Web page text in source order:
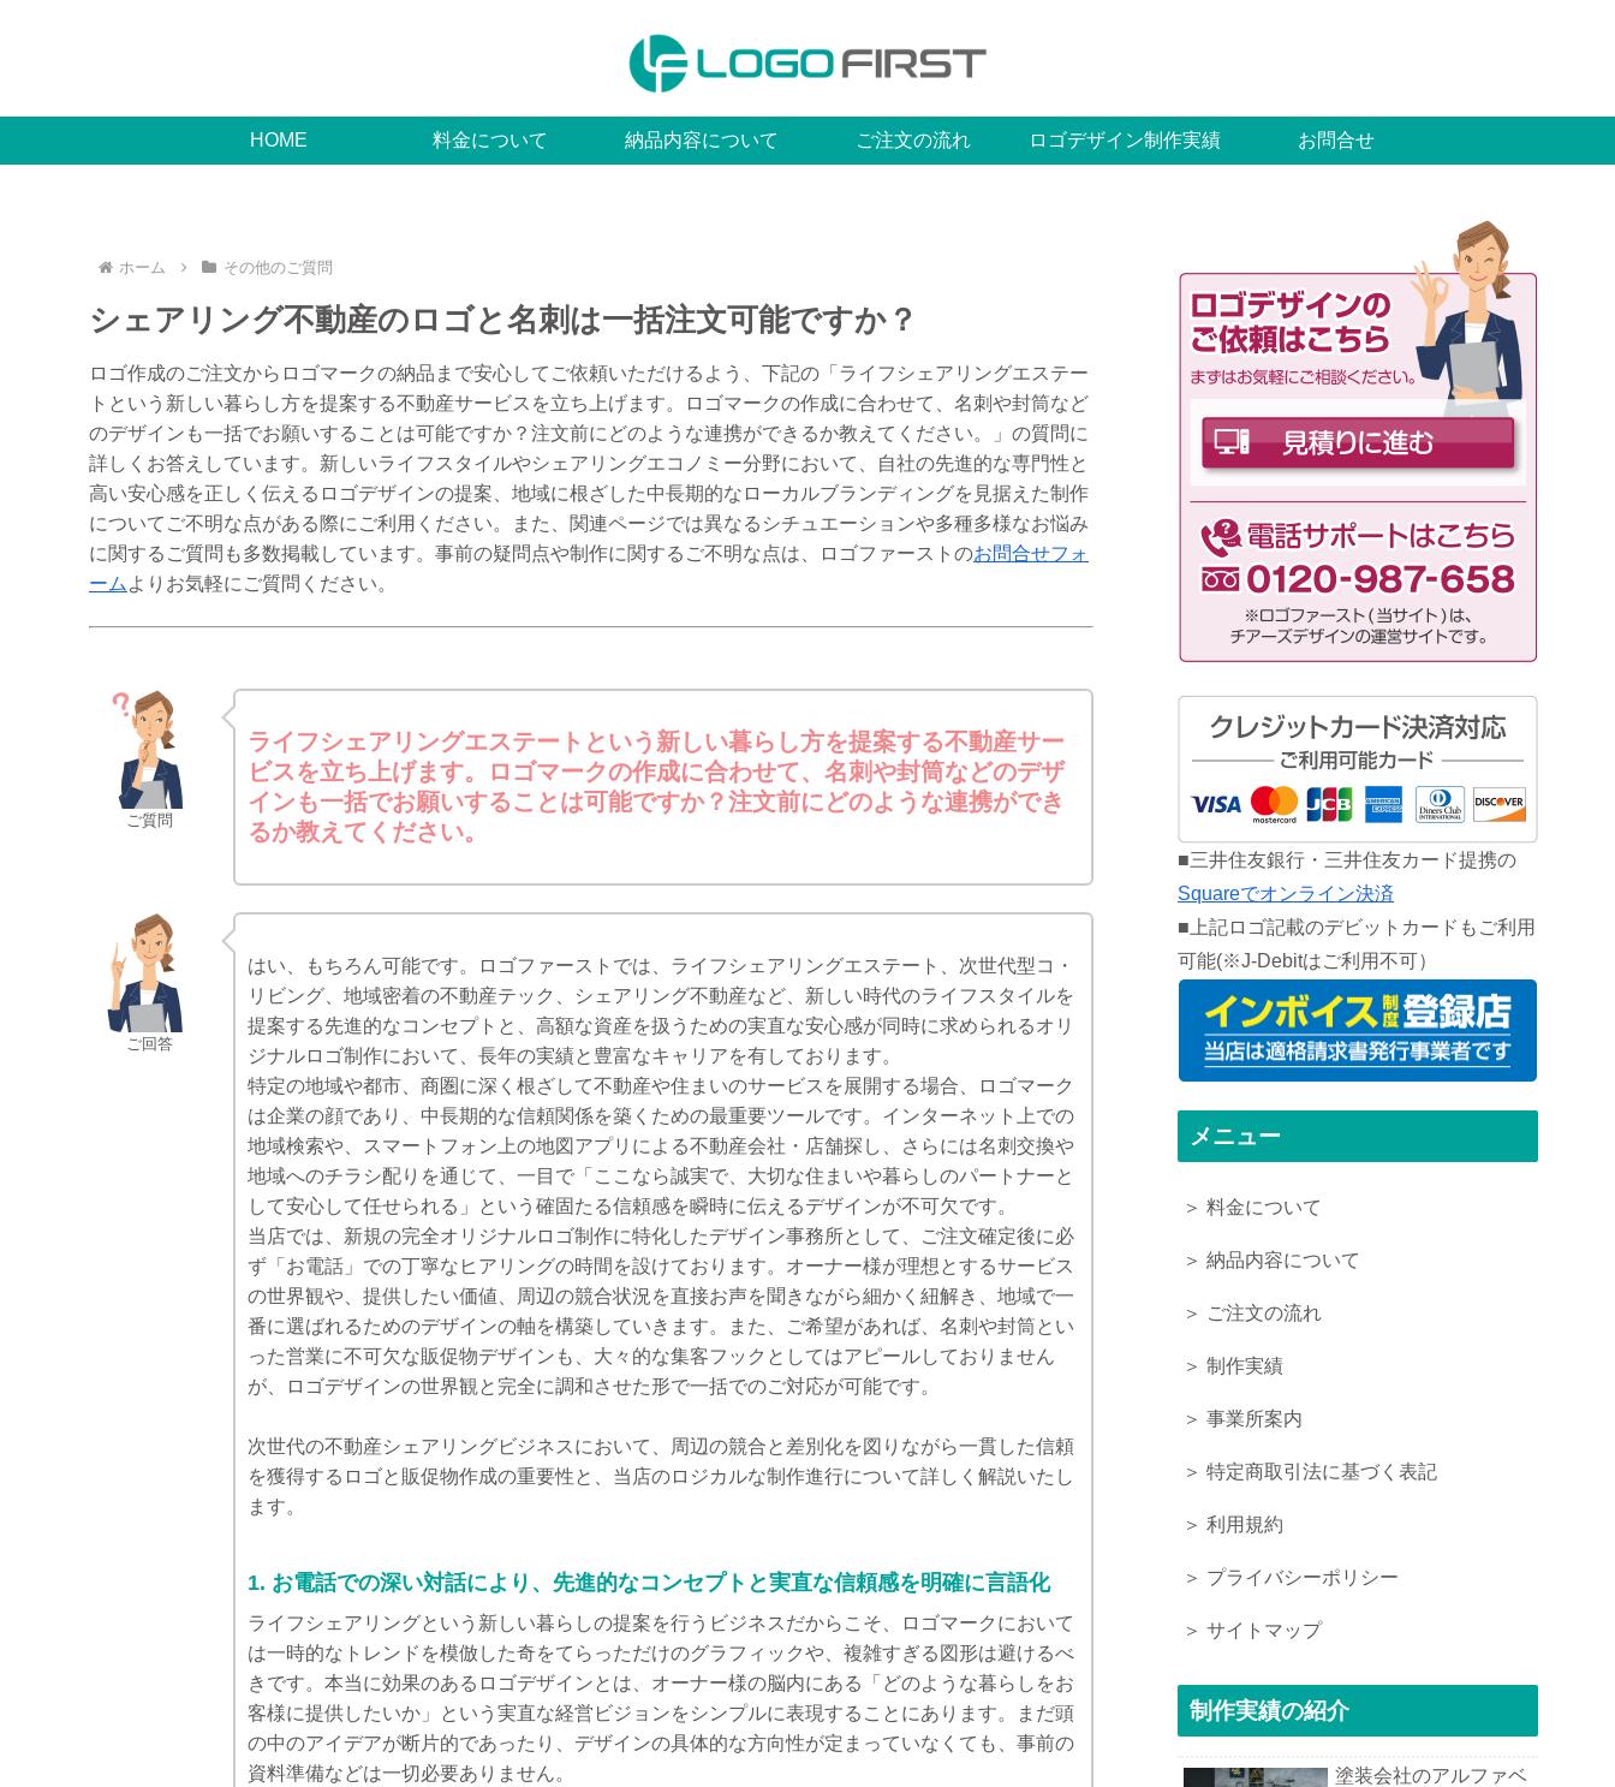
HOME 料金について 納品内容について ご注文の流れ ロゴデザイン制作実績 お問合せ
ホーム その他のご質問
シェアリング不動産のロゴと名刺は一括注文可能ですか？
ロゴ作成のご注文からロゴマークの納品まで安心してご依頼いただけるよう、下記の「ライフシェアリングエステー
トという新しい暮らし方を提案する不動産サービスを立ち上げます。ロゴマークの作成に合わせて、名刺や封筒など
のデザインも一括でお願いすることは可能ですか？注文前にどのような連携ができるか教えてください。」の質問に
詳しくお答えしています。新しいライフスタイルやシェアリングエコノミー分野において、自社の先進的な専門性と
高い安心感を正しく伝えるロゴデザインの提案、地域に根ざした中長期的なローカルブランディングを見据えた制作
についてご不明な点がある際にご利用ください。また、関連ページでは異なるシチュエーションや多種多様なお悩み
に関するご質問も多数掲載しています。事前の疑問点や制作に関するご不明な点は、ロゴファーストのお問合せフォ
ーム よりお気軽にご質問ください。
ご質問
ライフシェアリングエステートという新しい暮らし方を提案する不動産サー
ビスを立ち上げます。ロゴマークの作成に合わせて、名刺や封筒などのデザ
インも一括でお願いすることは可能ですか？注文前にどのような連携ができ
るか教えてください。
ご回答
はい、もちろん可能です。ロゴファーストでは、ライフシェアリングエステート、次世代型コ・
リビング、地域密着の不動産テック、シェアリング不動産など、新しい時代のライフスタイルを
提案する先進的なコンセプトと、高額な資産を扱うための実直な安心感が同時に求められるオリ
ジナルロゴ制作において、長年の実績と豊富なキャリアを有しております。
特定の地域や都市、商圏に深く根ざして不動産や住まいのサービスを展開する場合、ロゴマーク
は企業の顔であり、中長期的な信頼関係を築くための最重要ツールです。インターネット上での
地域検索や、スマートフォン上の地図アプリによる不動産会社・店舗探し、さらには名刺交換や
地域へのチラシ配りを通じて、一目で「ここなら誠実で、大切な住まいや暮らしのパートナーと
して安心して任せられる」という確固たる信頼感を瞬時に伝えるデザインが不可欠です。
当店では、新規の完全オリジナルロゴ制作に特化したデザイン事務所として、ご注文確定後に必
ず「お電話」での丁寧なヒアリングの時間を設けております。オーナー様が理想とするサービス
の世界観や、提供したい価値、周辺の競合状況を直接お声を聞きながら細かく紐解き、地域で一
番に選ばれるためのデザインの軸を構築していきます。また、ご希望があれば、名刺や封筒とい
った営業に不可欠な販促物デザインも、大々的な集客フックとしてはアピールしておりません
が、ロゴデザインの世界観と完全に調和させた形で一括でのご対応が可能です。
次世代の不動産シェアリングビジネスにおいて、周辺の競合と差別化を図りながら一貫した信頼
を獲得するロゴと販促物作成の重要性と、当店のロジカルな制作進行について詳しく解説いたし
ます。
1. お電話での深い対話により、先進的なコンセプトと実直な信頼感を明確に言語化
ライフシェアリングという新しい暮らしの提案を行うビジネスだからこそ、ロゴマークにおいて
は一時的なトレンドを模倣した奇をてらっただけのグラフィックや、複雑すぎる図形は避けるべ
きです。本当に効果のあるロゴデザインとは、オーナー様の脳内にある「どのような暮らしをお
客様に提供したいか」という実直な経営ビジョンをシンプルに表現することにあります。まだ頭
の中のアイデアが断片的であったり、デザインの具体的な方向性が定まっていなくても、事前の
資料準備などは一切必要ありません。
■三井住友銀行・三井住友カード提携の
Squareでオンライン決済
■上記ロゴ記載のデビットカードもご利用
可能(※J-Debitはご利用不可）
メニュー
＞ 料金について
＞ 納品内容について
＞ ご注文の流れ
＞ 制作実績
＞ 事業所案内
＞ 特定商取引法に基づく表記
＞ 利用規約
＞ プライバシーポリシー
＞ サイトマップ
制作実績の紹介
塗装会社のアルファベ